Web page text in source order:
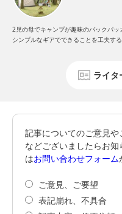
2児の母でキャンプが趣味のバックパッ
シンプルなギアでできることを工夫する
ライタ
記事についてのご意見
などございましたらお
はお問い合わせフォーム
ご意見、ご要望
表記崩れ、不具合